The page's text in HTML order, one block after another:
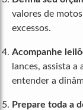
valores de
excessos.
Acompanhe
lances, assista
entender a
Prepare toda a